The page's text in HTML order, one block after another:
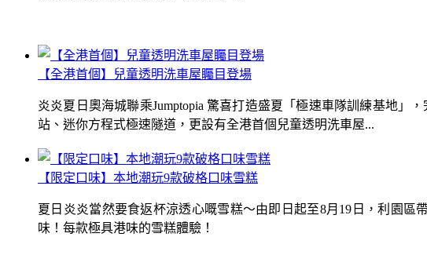
【全港首個】兒童透明洗車屋矚目登場
炎炎夏日奧海城聯乘Jumptopia 驚喜打造盛夏「極速車隊訓練基地」
站、迷你方程式極速隧道，更設有全港首個兒童透明洗車屋...
【限定口味】本地潮玩9款破格口味雪糕
夏日炎炎當然要食返杯涼透心嘅雪糕～由即日起至8月19日，利園
味！每款極具港味的雪糕體驗！